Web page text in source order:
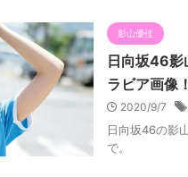
影山優佳
日向坂46影
ラビア画像！
2020/9/7
日向坂46の影
で。